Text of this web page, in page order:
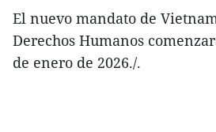
El nuevo mandato de
Derechos Humanos
de enero de 2026./.